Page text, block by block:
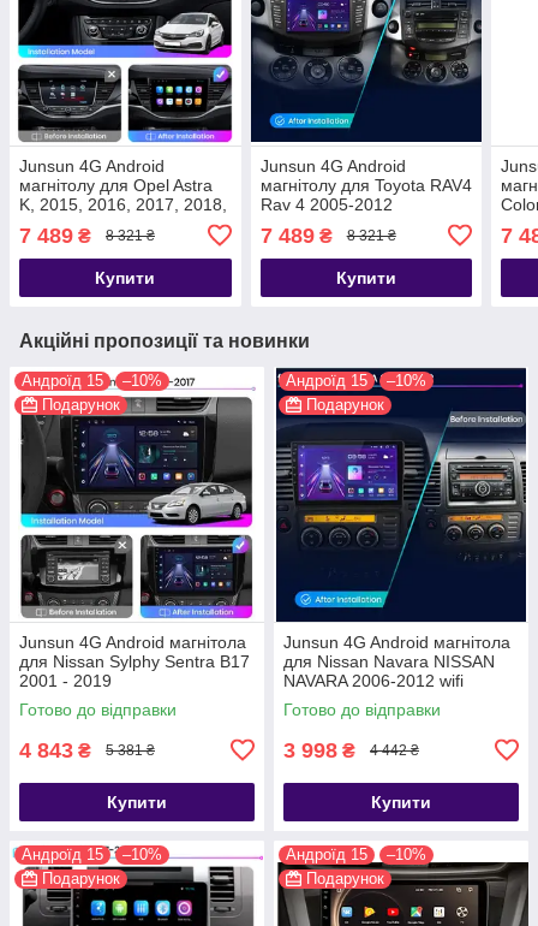
Junsun 4G Android
магнітолу для Opel Astra
K, 2015, 2016, 2017, 2018,
7 489 ₴ 8 321 ₴
Купити
Junsun 4G Android
магнітолу для Toyota RAV4
Rav 4 2005-2012
7 489₴ 8 321 ₴
Купити
7
Акційні пропозиції та новинки
Андроїд 15
–10%
Подарунок
Junsun 4G Android магнітола
для Nissan Sylphy Sentra B17
2001 - 2019
Готово до відправки
4 843 ₴ 5 381 ₴
Купити
Андроїд 15
–10%
Подарунок
Junsun 4G Android магнітола
для Nissan Navara NISSAN
NAVARA 2006-2012 wifi
Готово до відправки
3 998 ₴ 4 442 ₴
Купити
Андроїд 15
–10%
Подарунок
Андроїд 15
–10%
Подарунок